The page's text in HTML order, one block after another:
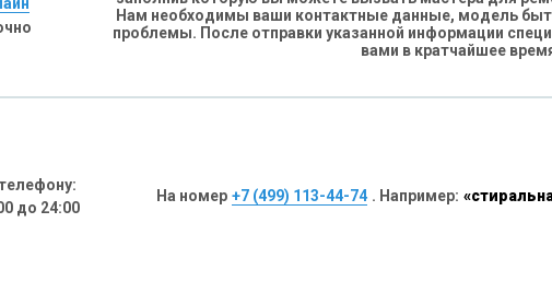
Нам необходимы ваши контактные данные, модель
проблемы. После отправки указанной информации
вами в кратчайшее
до 24:00
На номер +7 (499) 113-44-74 . Например: